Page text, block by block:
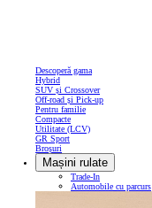
Descoperă gama
Hybrid
SUV și Crossover
Off-road și Pick-up
Pentru familie
Compacte
Utilitate (LCV)
GR Sport
Broșuri
Mașini rulate
Trade-In
Automobile cu parcurs